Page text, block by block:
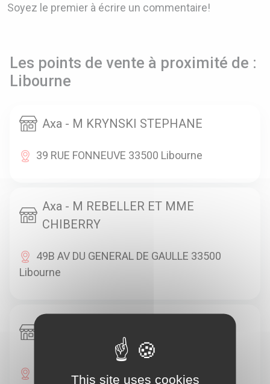
Soyez le premier à écrire un commentaire!
Les points de vente à proximité de :
Libourne
Axa - M KRYNSKI STEPHANE
39 RUE FONNEUVE 33500 Libourne
Axa - M REBELLER ET MME
CHIBERRY
49B AV DU GENERAL DE GAULLE 33500
Libourne
8 RUE DE L UNION 33500 Libourne
This site uses cookies